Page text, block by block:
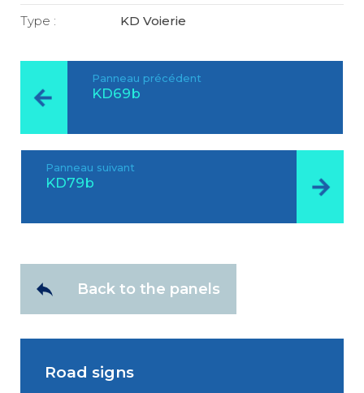
Type : KD Voierie
Panneau précédent
KD69b
Panneau suivant
KD79b
Back to the panels
Road signs